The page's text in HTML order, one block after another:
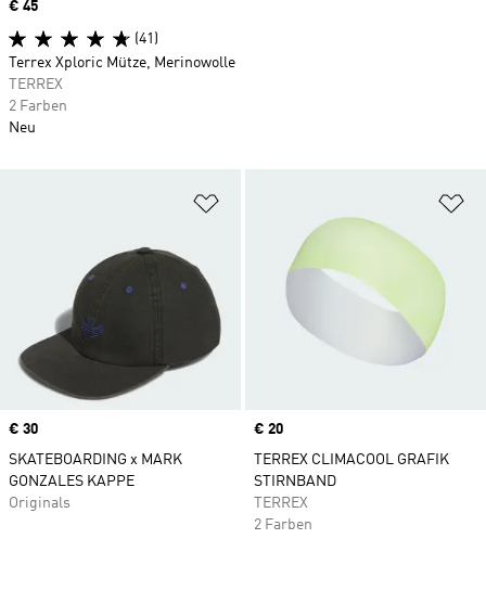
Price
€ 30
SKATEBOARDING x MARK
GONZALES KAPPE
Originals
Price
€ 20
TERREX CLIMACOOL GRAFIK
STIRNBAND
TERREX
2 Farben
Price
€ 45
(41)
Terrex Xploric Mütze, Merinowolle
TERREX
2 Farben
Neu